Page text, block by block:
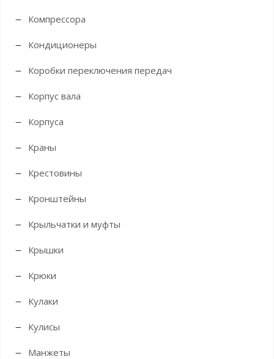
Компрессора
Кондиционеры
Коробки переключения передач
Корпус вала
Корпуса
Краны
Крестовины
Кронштейны
Крыльчатки и муфты
Крышки
Крюки
Кулаки
Кулисы
Манжеты